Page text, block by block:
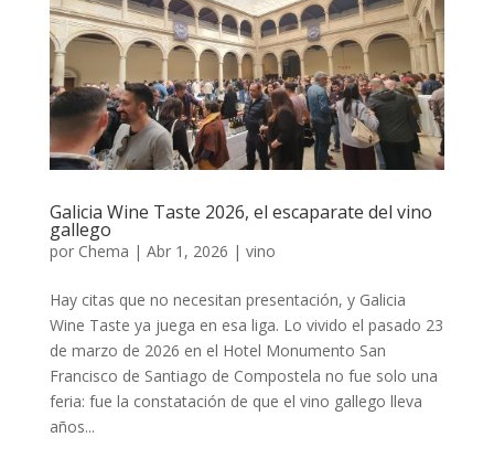
Galicia Wine Taste 2026, el escaparate del vino
gallego
por Chema | Abr 1, 2026 | vino
Hay citas que no necesitan presentación, y Galicia
Wine Taste ya juega en esa liga. Lo vivido el pasado 23
de marzo de 2026 en el Hotel Monumento San
Francisco de Santiago de Compostela no fue solo una
feria: fue la constatación de que el vino gallego lleva
años...